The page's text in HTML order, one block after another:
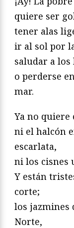
quiere ser
tener alas
ir al sol por
saludar a
o perderse
mar.
Ya no quiere
ni el halcón
escarlata,
ni los cisnes
Y están
corte;
los jazmines
Norte,